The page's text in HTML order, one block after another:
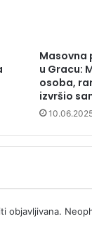
Masovna
u Gracu:
osoba,
izvršio
objavljivana.